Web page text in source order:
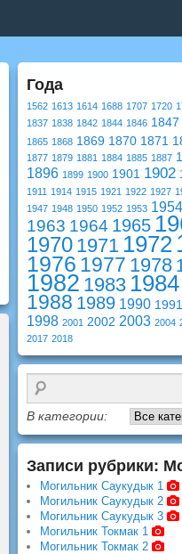
Года
1562 1613 1614 1688 1707 1720
1837 1838 1842 1844 1846 1847
1865 1868 1869 1870 1871
1877 1879 1881 1884 1885 1887
1896 1899 1900 1901 1902
1911 1914 1915 1921 1922 1927
1947 1948 1950 1952 1953 1954
1963 1964 1965
1970 1971 1972
1976 1977 1978
1982 1983 1984
1988 1989 1990 1991
1998 2001 2002 2003 2004
2017 2018
В категории:
Записи рубрики:
Могильник Саукудык 1
Могильник Саукудык 2
Могильник Саукудык 3
Могильник Токмак 1
Могильник Токмак 2